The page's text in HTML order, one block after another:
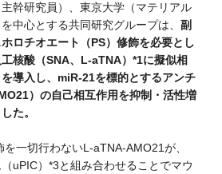
幹研究員）、東京大学（マテリアル
中心とする共同研究グループは、 副
ロチオエート（PS）修飾を必要とし
核酸（SNA、L-aTNA）*1に擬似相
導入し、miR-21を標的とするアンチ
）の自己相互作用を抑制・活性増
た。
一切行わないL-aTNA-AMO21が、
uPIC）*3と組み合わせることでマウ